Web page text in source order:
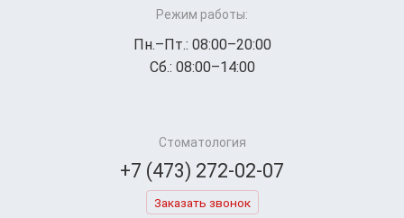
Режим работы:
Пн.–Пт.: 08:00–20:00
Сб.: 08:00–14:00
Стоматология
+7 (473) 272-02-07
Заказать звонок